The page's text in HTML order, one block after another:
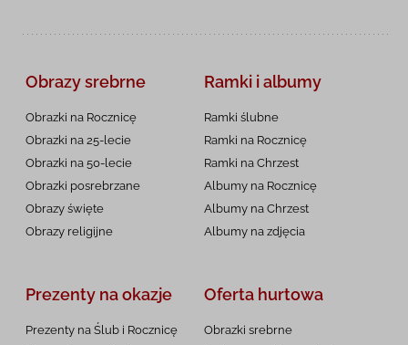
Obrazy srebrne
Obrazki na Rocznicę
Obrazki na 25-lecie
Obrazki na 50-lecie
Obrazki posrebrzane
Obrazy święte
Obrazy religijne
Ramki i albumy
Ramki ślubne
Ramki na Rocznicę
Ramki na Chrzest
Albumy na Rocznicę
Albumy na Chrzest
Albumy na zdjęcia
Prezenty na okazje
Prezenty na Ślub i Rocznicę
Oferta hurtowa
Obrazki srebrne